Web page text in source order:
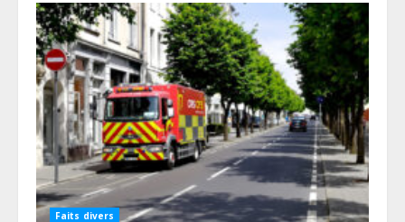
Faits divers